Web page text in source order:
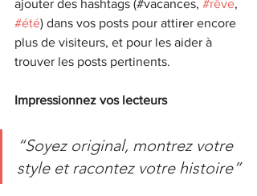
ajouter des hashtags (#vacances, #rêve,
#été) dans vos posts pour attirer encore
plus de visiteurs, et pour les aider à
trouver les posts pertinents.
Impressionnez vos lecteurs
“Soyez original, montrez votre
style et racontez votre histoire”